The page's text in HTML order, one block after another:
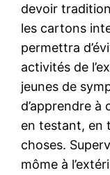
devoir
les cartons
permettra
activités de
jeunes de
d’apprendre
en testant, en
choses.
môme à